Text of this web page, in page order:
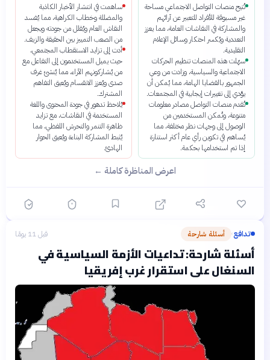
تُتيح منصات التواصل الاجتماعي مساحة
غير مسبوقة للأفراد للتعبير عن آرائهم
والمشاركة في النقاشات العامة، مما يعزز
التعددية ويُكسر احتكار وسائل الإعلام
التقليدية.
سهّلت هذه المنصات تنظيم الحركات
الاجتماعية والسياسية، وزادت من وعي
الجمهور بالقضايا الهامة، مما يُمكن أن
يؤدي إلى تغييرات إيجابية في المجتمعات.
تُقدم منصات التواصل مصادر معلومات
متنوعة، وتُمكن المستخدمين من
الوصول إلى وجهات نظر مختلفة، مما
يُساهم في تكوين رأي عام أكثر استنارة
إذا تم استخدامها بحكمة.
ساهمت في انتشار الأخبار الكاذبة
والمضللة وخطاب الكراهية، مما يُفسد
النقاش العام ويُقلل من جودته ويجعل
من الصعب التمييز بين الحقيقة والزيف.
أدت إلى تزايد الاستقطاب المجتمعي،
حيث يميل المستخدمون إلى التفاعل مع
من يُشاركونهم الآراء، مما يُنشئ غرف
صدى ويُعزز الانقسام ويُعيق التفاهم
المشترك.
يُلاحظ تدهور في جودة المحتوى واللغة
المستخدمة في النقاشات، مع تزايد
ظاهرة التنمر والتحرش اللفظي، مما
يُثبط المشاركة البناءة ويُعيق الحوار
الهادئ.
اعرض المناظرة كاملة ←
تدافع› أسئلة شارحة قبل 11 يومًا
أسئلة شارحة: تداعيات الأزمة السياسية في
السنغال على استقرار غرب إفريقيا